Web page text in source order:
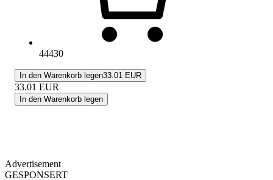
44430
In den Warenkorb legen33.01 EUR
33.01 EUR
In den Warenkorb legen
Advertisement
GESPONSERT